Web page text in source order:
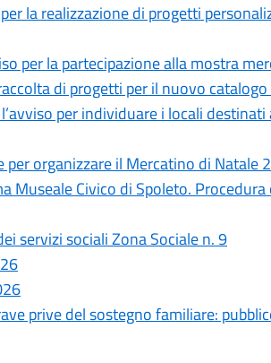
la realizzazione di progetti
per la partecipazione alla mostra
di progetti per il nuovo
per individuare i locali
organizzare il Mercatino di Natale
Civico di Spoleto. Procedura
servizi sociali Zona Sociale n. 9
prive del sostegno familiare: